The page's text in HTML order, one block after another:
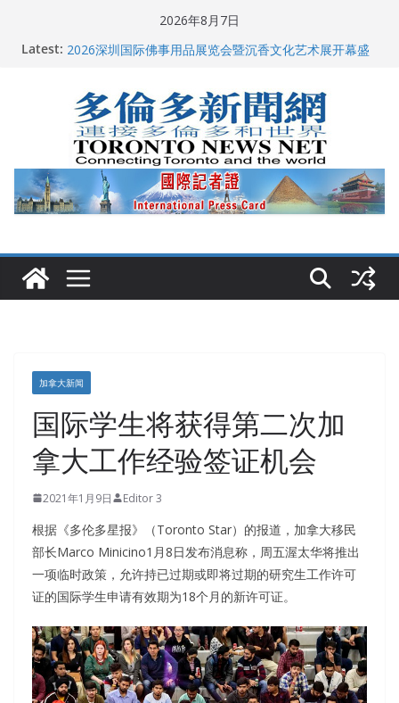
2026年8月7日
Latest: 多伦多市长选举拉开帷幕 多名华人候选人宣布角逐
特朗普称加拿大“不友善”并批评其领导层 卡尼：谈判事
关加拿大就业
2026加拿大青少年儿童绘画比赛颁奖典礼多伦多举行
龚晓华参加多伦多骄傲大游行 与市民分享竞选理念
加拿大新闻
国际学生将获得第二次加
拿大工作经验签证机会
2021年1月9日 Editor 3
根据《多伦多星报》（Toronto Star）的报道，加拿大移民
部长Marco Minicino1月8日发布消息称，周五渥太华将推出
一项临时政策，允许持已过期或即将过期的研究生工作许可
证的国际学生申请有效期为18个月的新许可证。